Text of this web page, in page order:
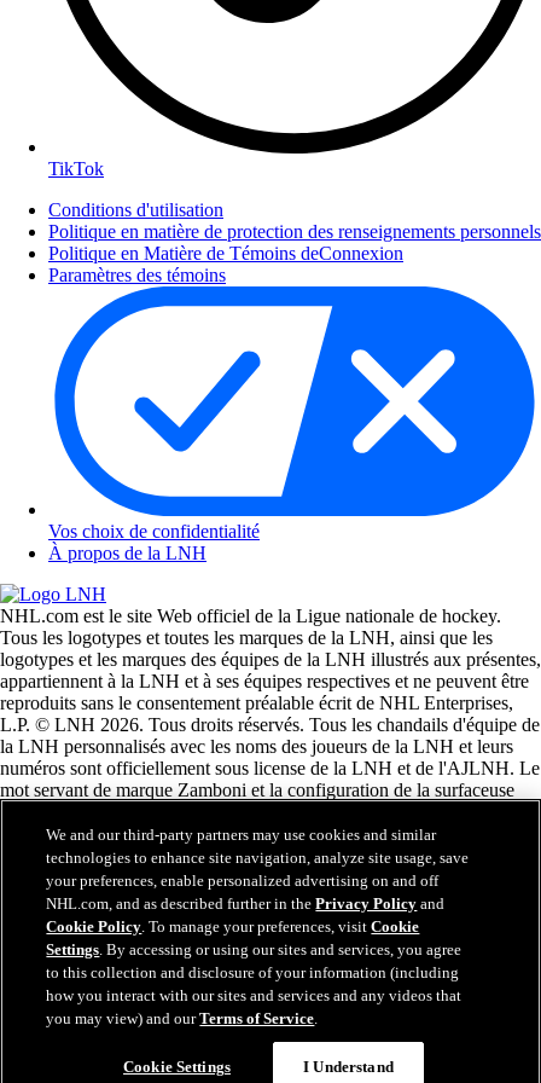
TikTok
Conditions d'utilisation
Politique en matière de protection des renseignements personnels
Politique en Matière de Témoins deConnexion
Paramètres des témoins
Vos choix de confidentialité
À propos de la LNH
NHL.com est le site Web officiel de la Ligue nationale de hockey.
Tous les logotypes et toutes les marques de la LNH, ainsi que les
logotypes et les marques des équipes de la LNH illustrés aux présentes,
appartiennent à la LNH et à ses équipes respectives et ne peuvent être
reproduits sans le consentement préalable écrit de NHL Enterprises,
L.P. © LNH 2026. Tous droits réservés. Tous les chandails d'équipe de
la LNH personnalisés avec les noms des joueurs de la LNH et leurs
numéros sont officiellement sous license de la LNH et de l'AJLNH. Le
mot servant de marque Zamboni et la configuration de la surfaceuse
Zamboni & Co., Inc. © Frank J. Zamboni & Co., Inc. 2026. Tous
droits réservés. Toute autre marque déposée ou tout droit d'auteur d'une
tierce partie sont la propriété de leurs auteurs respectifs. Tous droits
réservés.
Fermer
We and our third-party partners may use cookies and similar
technologies to enhance site navigation, analyze site usage, save
your preferences, enable personalized advertising on and off
NHL.com, and as described further in thePrivacy Policy and
Cookie Policy. To manage your preferences, visitCookie
Settings. By accessing or using our sites and services, you agree
to this collection and disclosure of your information (including
how you interact with our sites and services and any videos that
you may view) and ourTerms of Service.
Cookie Settings I Understand